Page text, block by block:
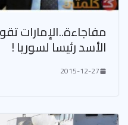
مفاجاءة..الإمارات
الأسد رئيسا لسوريا !
2015-12-27